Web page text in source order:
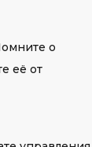
о
её от